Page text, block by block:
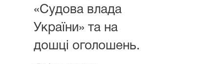
«Судова влада
України» та на
дошці оголошень.